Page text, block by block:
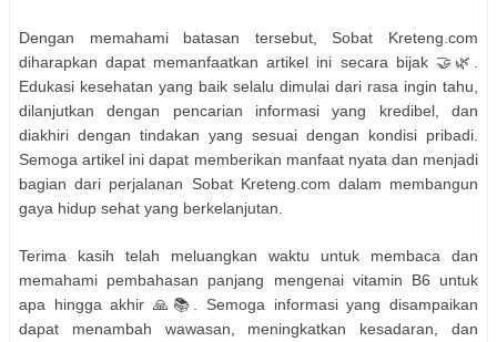
Dengan memahami batasan tersebut, Sobat Kreteng.com
diharapkan dapat memanfaatkan artikel ini secara bijak 🤝🌿.
Edukasi kesehatan yang baik selalu dimulai dari rasa ingin tahu,
dilanjutkan dengan pencarian informasi yang kredibel, dan
diakhiri dengan tindakan yang sesuai dengan kondisi pribadi.
Semoga artikel ini dapat memberikan manfaat nyata dan menjadi
bagian dari perjalanan Sobat Kreteng.com dalam membangun
gaya hidup sehat yang berkelanjutan.
Terima kasih telah meluangkan waktu untuk membaca dan
memahami pembahasan panjang mengenai vitamin B6 untuk
apa hingga akhir 🙏📚. Semoga informasi yang disampaikan
dapat menambah wawasan, meningkatkan kesadaran, dan